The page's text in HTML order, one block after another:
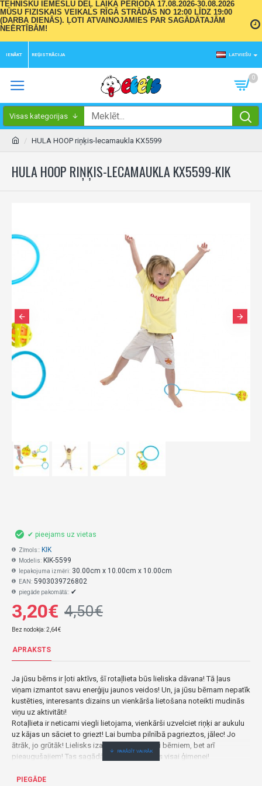
TEHNISKU IEMESLU DĒĻ LAIKA PERIODĀ 17.08.2026-30.08.2026
MŪSU FIZISKAIS VEIKALS RĪGĀ STRĀDĀS NO 12:00 LĪDZ 19:00
(DARBA DIENĀS). ĻOTI ATVAINOJAMIES PAR SAGĀDĀTAJĀM
NEĒRTĪBĀM!
IENĀKT REĢISTRĀCIJA LATVIEŠU
0
Visas kategorijas
HULA HOOP riņķis-lecamaukla KX5599
HULA HOOP RIŅĶIS-LECAMAUKLA KX5599-KIK
3,20€ 4,50€
Bez nodokļa: 2,64€
✔ pieejams uz vietas
Zīmols:: KIK
Modelis: KIK-5599
Iepakojuma izmēri: 30.00cm x 10.00cm x 10.00cm
EAN: 5903039726802
piegāde pakomātā:: ✔
APRAKSTS
Ja jūsu bērns ir ļoti aktīvs, šī rotaļlieta būs lieliska dāvana! Tā ļaus
viņam izmantot savu enerģiju jaunos veidos! Un, ja jūsu bērnam nepatīk
kustēties, interesants dizains un vienkārša lietošana noteikti mudinās
viņu uz aktivitāti!
Rotaļlieta ir neticami viegli lietojama, vienkārši uzvelciet riņķi ar aukulu
uz kājas un sāciet to griezt! Lai bumba pilnībā pagrieztos, jālec! Jo
ātrāk, jo grūtāk! Lielisks izaicinājums ne tikai bērniem, bet arī
pieaugušajiem! Tas sagādās daudz jautrības visai ģimenei!
jautrā veidā tas palīdzēs uzlabot līdzsvara izjūtu un attīstīt refleksus!
PIEGĀDE